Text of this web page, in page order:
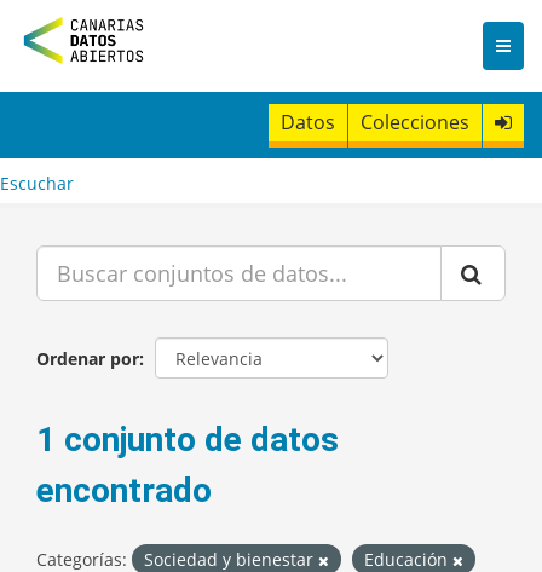
n
t
Datos Colecciones
Escuchar
Ordenar por
1 conjunto de datos
encontrado
Categorías: Sociedad y bienestar
Educación